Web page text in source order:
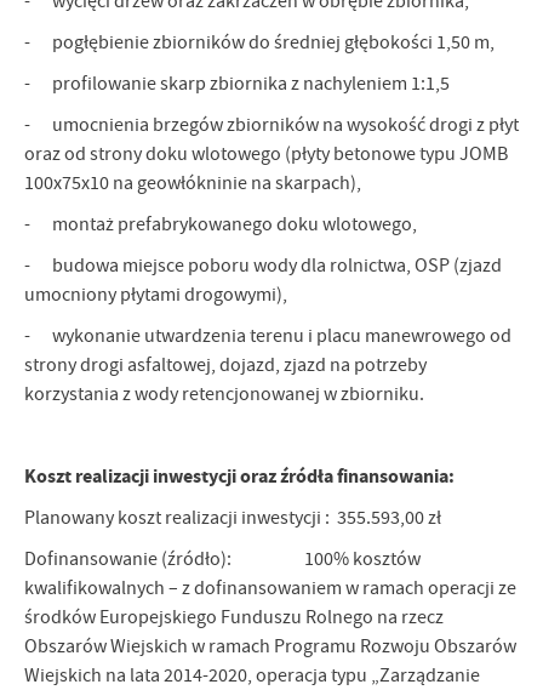
- pogłębienie zbiorników do średniej głębokości 1,50 m,
- profilowanie skarp zbiornika z nachyleniem 1:1,5
- umocnienia brzegów zbiorników na wysokość drogi z płyt
oraz od strony doku wlotowego (płyty betonowe typu JOMB
100x75x10 na geowłókninie na skarpach),
- montaż prefabrykowanego doku wlotowego,
- budowa miejsce poboru wody dla rolnictwa, OSP (zjazd
umocniony płytami drogowymi),
- wykonanie utwardzenia terenu i placu manewrowego od
strony drogi asfaltowej, dojazd, zjazd na potrzeby
korzystania z wody retencjonowanej w zbiorniku.
Koszt realizacji inwestycji oraz źródła finansowania:
Planowany koszt realizacji inwestycji : 355.593,00 zł
Dofinansowanie (źródło): 100% kosztów
kwalifikowalnych – z dofinansowaniem w ramach operacji ze
środków Europejskiego Funduszu Rolnego na rzecz
Obszarów Wiejskich w ramach Programu Rozwoju Obszarów
Wiejskich na lata 2014-2020, operacja typu „Zarządzanie
Firmy te działają w charakterze pośredników prezentujących nasze
treści w postaci wiadomości, ofert, komunikatów mediów
społecznościowych.